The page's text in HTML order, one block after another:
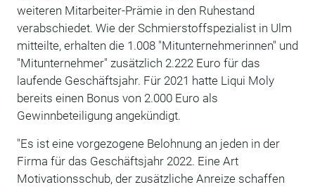
weiteren Mitarbeiter-Prämie in den Ruhestand
verabschiedet. Wie der Schmierstoffspezialist in Ulm
mitteilte, erhalten die 1.008 "Mitunternehmerinnen" und
"Mitunternehmer" zusätzlich 2.222 Euro für das
laufende Geschäftsjahr. Für 2021 hatte Liqui Moly
bereits einen Bonus von 2.000 Euro als
Gewinnbeteiligung angekündigt.
"Es ist eine vorgezogene Belohnung an jeden in der
Firma für das Geschäftsjahr 2022. Eine Art
Motivationsschub, der zusätzliche Anreize schaffen